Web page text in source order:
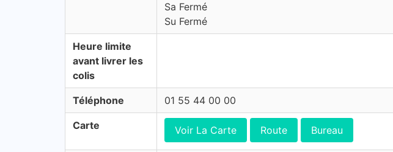
Sa Fermé
Su Fermé
Heure limite
avant livrer les
colis
Téléphone 01 55 44 00 00
Carte Voir La Carte Route Bureau